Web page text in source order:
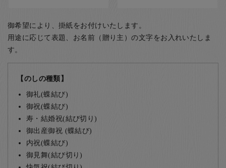
御希望により、掛紙をお付けいたします。
用途に応じて表題、お名前（贈り主）の文字をお入れいたしま
す。
【のしの種類】
御礼(蝶結び)
御祝(蝶結び)
寿・結婚祝(結び切り)
御出産御祝 (蝶結び)
内祝(蝶結び)
御見舞(結び切り)